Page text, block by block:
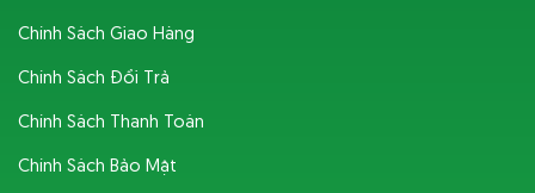
Chính Sách Giao Hàng
Chính Sách Đổi Trả
Chính Sách Thanh Toán
Chính Sách Bảo Mật